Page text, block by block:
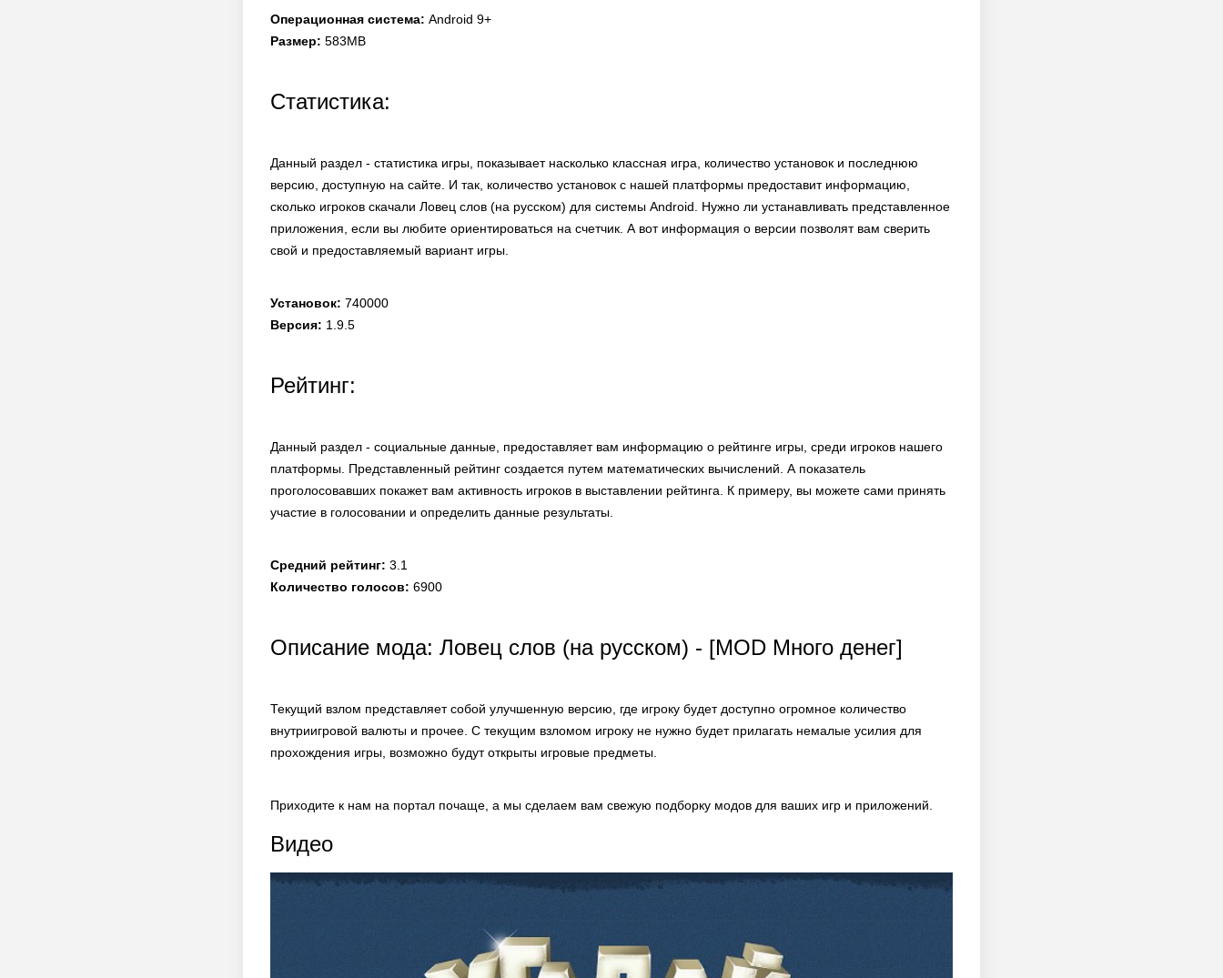
Операционная система: Android 9+
Размер: 583MB
Статистика:
Данный раздел - статистика игры, показывает насколько классная игра, количество установок и последнюю
версию, доступную на сайте. И так, количество установок с нашей платформы предоставит информацию,
сколько игроков скачали Ловец слов (на русском) для системы Android. Нужно ли устанавливать представленное
приложения, если вы любите ориентироваться на счетчик. А вот информация о версии позволят вам сверить
свой и предоставляемый вариант игры.
Установок: 740000
Версия: 1.9.5
Рейтинг:
Данный раздел - социальные данные, предоставляет вам информацию о рейтинге игры, среди игроков нашего
платформы. Представленный рейтинг создается путем математических вычислений. А показатель
проголосовавших покажет вам активность игроков в выставлении рейтинга. К примеру, вы можете сами принять
участие в голосовании и определить данные результаты.
Средний рейтинг: 3.1
Количество голосов: 6900
Описание мода: Ловец слов (на русском) - [MOD Много денег]
Текущий взлом представляет собой улучшенную версию, где игроку будет доступно огромное количество
внутриигровой валюты и прочее. С текущим взломом игроку не нужно будет прилагать немалые усилия для
прохождения игры, возможно будут открыты игровые предметы.
Приходите к нам на портал почаще, а мы сделаем вам свежую подборку модов для ваших игр и приложений.
Видео